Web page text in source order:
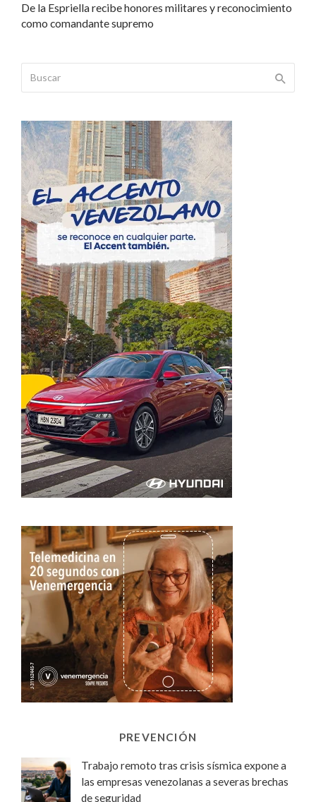
De la Espriella recibe honores militares y reconocimiento
como comandante supremo
PREVENCIÓN
Trabajo remoto tras crisis sísmica expone a
las empresas venezolanas a severas brechas
de seguridad